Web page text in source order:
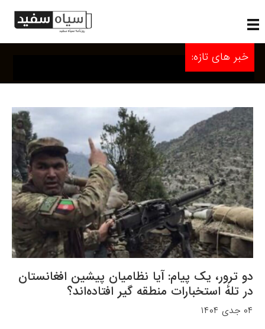
خبر های تازه:
دو ترور، یک پیام: آیا نظامیان پیشین افغانستان
در تلهٔ استخبارات منطقه گیر افتاده‌اند؟
۰۴ جدی ۱۴۰۴